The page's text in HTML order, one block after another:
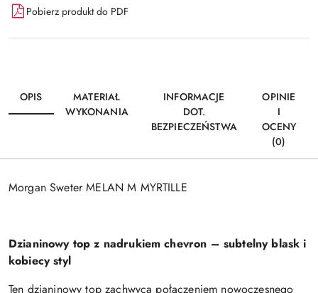
Pobierz produkt do PDF
OPIS
MATERIAŁ
WYKONANIA
INFORMACJE
DOT.
BEZPIECZEŃSTWA
OPINIE
I
OCENY
(0)
Morgan Sweter MELAN M MYRTILLE
Dzianinowy top z nadrukiem chevron – subtelny blask i
kobiecy styl
Ten dzianinowy top zachwyca połączeniem nowoczesnego